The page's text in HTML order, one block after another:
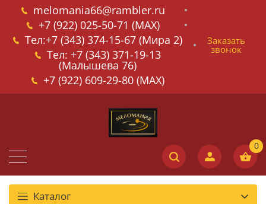
melomania66@rambler.ru
+7 (922) 025-50-71 (MAX)
Тел:+7 (343) 374-15-67 (Мира 2)
Тел: +7 (343) 371-19-13
(Малышева 76)
+7 (922) 609-29-80 (MAX)
Заказать
звонок
Каталог